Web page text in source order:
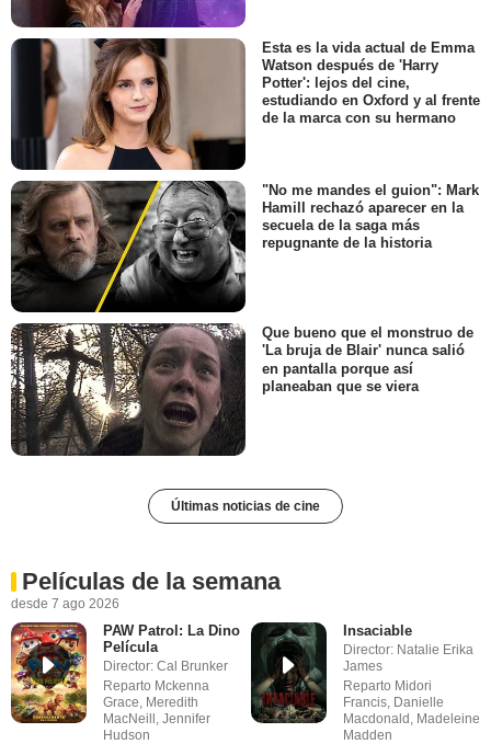
Esta es la vida actual de Emma
Watson después de 'Harry
Potter': lejos del cine,
estudiando en Oxford y al frente
de la marca con su hermano
"No me mandes el guion": Mark
Hamill rechazó aparecer en la
secuela de la saga más
repugnante de la historia
Que bueno que el monstruo de
'La bruja de Blair' nunca salió
en pantalla porque así
planeaban que se viera
Últimas noticias de cine
Películas de la semana
desde 7 ago 2026
PAW Patrol: La Dino
Película
Director: Cal Brunker
Reparto Mckenna
Grace, Meredith
MacNeill, Jennifer
Hudson
Insaciable
Director: Natalie Erika
James
Reparto Midori
Francis, Danielle
Macdonald, Madeleine
Madden